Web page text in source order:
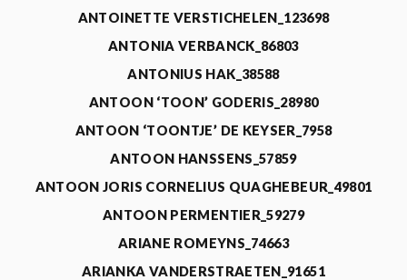
ANTOINETTE VERSTICHELEN_123698
ANTONIA VERBANCK_86803
ANTONIUS HAK_38588
ANTOON ‘TOON’ GODERIS_28980
ANTOON ‘TOONTJE’ DE KEYSER_7958
ANTOON HANSSENS_57859
ANTOON JORIS CORNELIUS QUAGHEBEUR_49801
ANTOON PERMENTIER_59279
ARIANE ROMEYNS_74663
ARIANKA VANDERSTRAETEN_91651